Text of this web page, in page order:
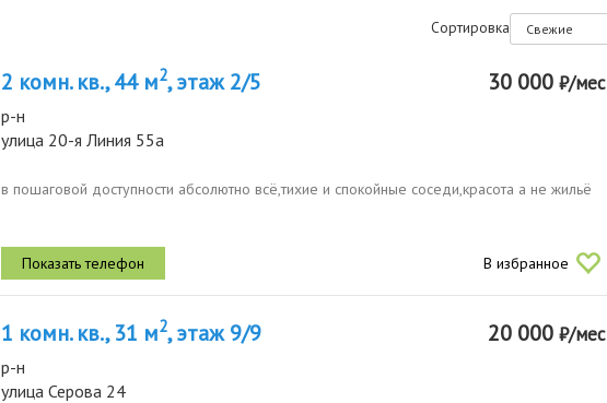
Сортировка
2 комн. кв., 44 м2, этаж 2/5 30 000 ₽/мес
р-н
улица 20-я Линия 55а
в пошаговой доступности абсолютно всё,тихие и спокойные соседи,красота а не жильё
В избранное
1 комн. кв., 31 м2, этаж 9/9 20 000 ₽/мес
р-н
улица Серова 24